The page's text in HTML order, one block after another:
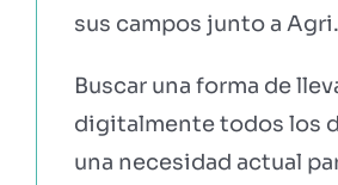
sus campos junto a Agri.
Buscar una forma de
digitalmente todos los
una necesidad actual